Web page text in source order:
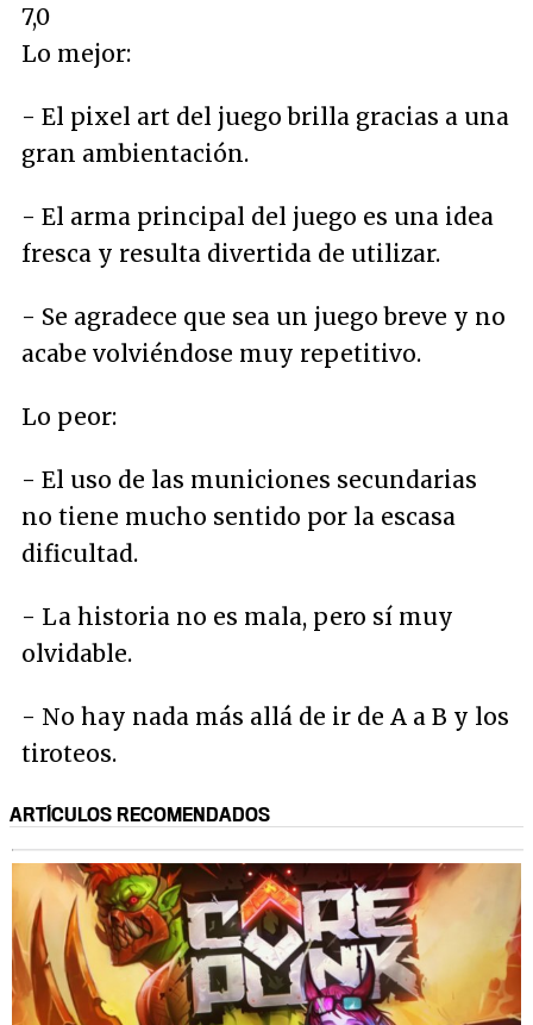
7,0
Lo mejor:
- El pixel art del juego brilla gracias a una
gran ambientación.
- El arma principal del juego es una idea
fresca y resulta divertida de utilizar.
- Se agradece que sea un juego breve y no
acabe volviéndose muy repetitivo.
Lo peor:
- El uso de las municiones secundarias
no tiene mucho sentido por la escasa
dificultad.
- La historia no es mala, pero sí muy
olvidable.
- No hay nada más allá de ir de A a B y los
tiroteos.
ARTÍCULOS RECOMENDADOS